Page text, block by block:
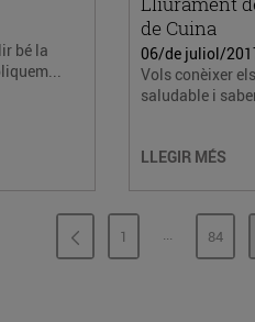
bé la
de Cuina
06/de juliol/
Vols conèixer
saludable i
LLEGIR MÉS
PÀGINA
1 ...PÀGINES
84